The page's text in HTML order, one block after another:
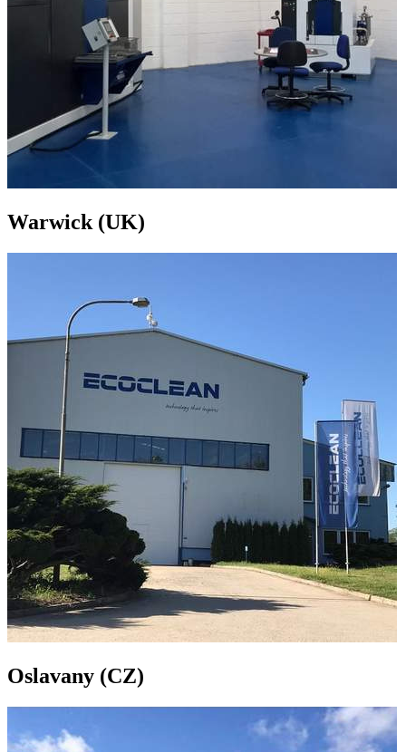
Warwick (UK)
Oslavany (CZ)